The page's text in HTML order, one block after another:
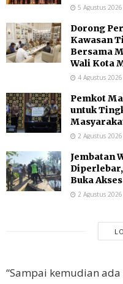
5 Agustus 2026
Dorong
Kawasan
Bersama
Wali Kota
4 Agustus 2026
Pemkot
untuk
2 Agustus 2026
Jembatan
Buka
2 Agustus 2026
“Sampai kemudian